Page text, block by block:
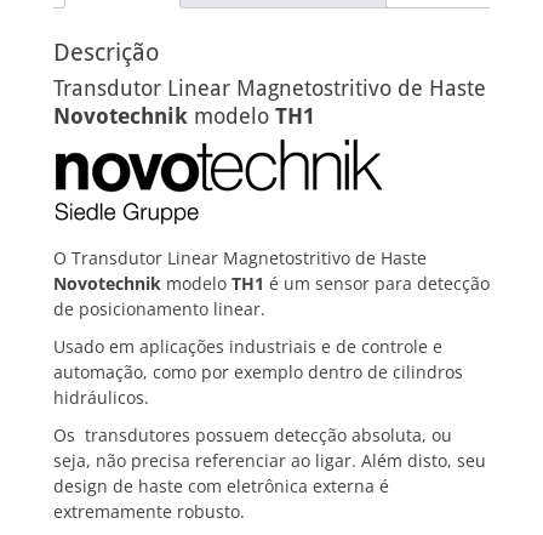
Descrição
Transdutor Linear Magnetostritivo de Haste
Novotechnik modelo TH1
O Transdutor Linear Magnetostritivo de Haste
Novotechnik modelo TH1 é um sensor para detecção
de posicionamento linear.
Usado em aplicações industriais e de controle e
automação, como por exemplo dentro de cilindros
hidráulicos.
Os transdutores possuem detecção absoluta, ou
seja, não precisa referenciar ao ligar. Além disto, seu
design de haste com eletrônica externa é
extremamente robusto.